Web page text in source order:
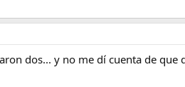
dos... y no me dí cuenta de que